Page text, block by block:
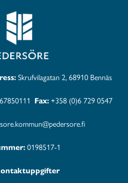
Skrufvilagatan 2, 68910 Bennäs
Fax:+358 (0)6 729 0547
0198517-1